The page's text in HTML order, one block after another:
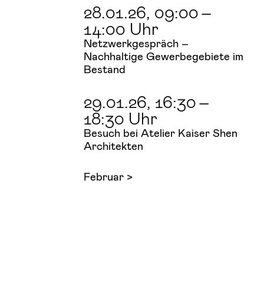
28.01.26, 09:00–
14:00 Uhr
Netzwerkgespräch –
Nachhaltige Gewerbegebiete im
Bestand
29.01.26, 16:30–
18:30 Uhr
Besuch bei Atelier Kaiser Shen
Architekten
Februar >